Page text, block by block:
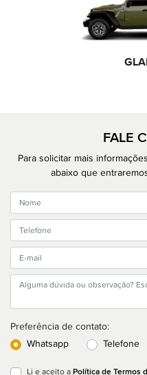
FALE
Para solicitar mais
abaixo que
Preferência de contato:
Whatsapp
Telefone
Li e aceito a Política de Termos